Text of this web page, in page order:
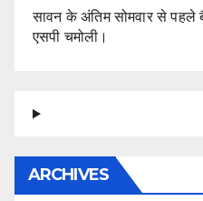
सावन के अंतिम सोमवार से पहले
एसपी चमोली।
ARCHIVES